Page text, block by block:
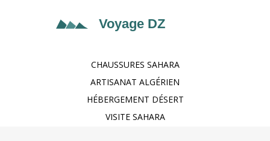
CHAUSSURES SAHARA
ARTISANAT ALGÉRIEN
HÉBERGEMENT DÉSERT
VISITE SAHARA